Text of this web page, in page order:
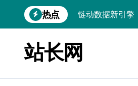
到
热点
链动数据新引擎
技术赋能：实时
PHP视角：
站长网